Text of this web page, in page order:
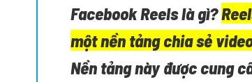
Facebook Reels là gì?
một nền tảng chia sẻ
Nền tảng này được cung